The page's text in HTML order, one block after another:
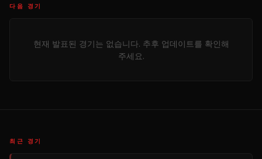
다음 경기
현재 발표된 경기는 없습니다. 추후 업데이트를 확인해
주세요.
최근 경기